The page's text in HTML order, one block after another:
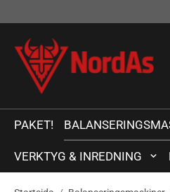
PAKET!
VERKTYG & INREDNING